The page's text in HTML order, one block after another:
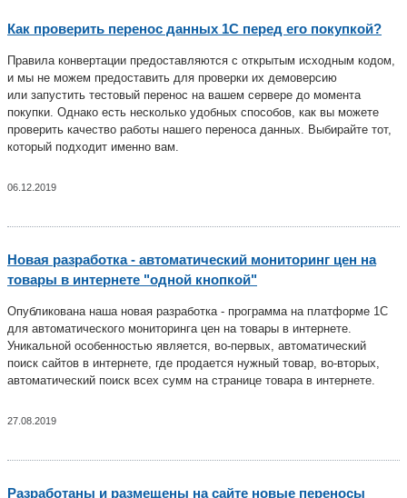
Как проверить перенос данных 1С перед его покупкой?
Правила конвертации предоставляются с открытым исходным кодом,
и мы не можем предоставить для проверки их демоверсию
или запустить тестовый перенос на вашем сервере до момента
покупки. Однако есть несколько удобных способов, как вы можете
проверить качество работы нашего переноса данных. Выбирайте тот,
который подходит именно вам.
06.12.2019
Новая разработка - автоматический мониторинг цен на
товары в интернете "одной кнопкой"
Опубликована наша новая разработка - программа на платформе 1С
для автоматического мониторинга цен на товары в интернете.
Уникальной особенностью является, во-первых, автоматический
поиск сайтов в интернете, где продается нужный товар, во-вторых,
автоматический поиск всех сумм на странице товара в интернете.
27.08.2019
Разработаны и размещены на сайте новые переносы